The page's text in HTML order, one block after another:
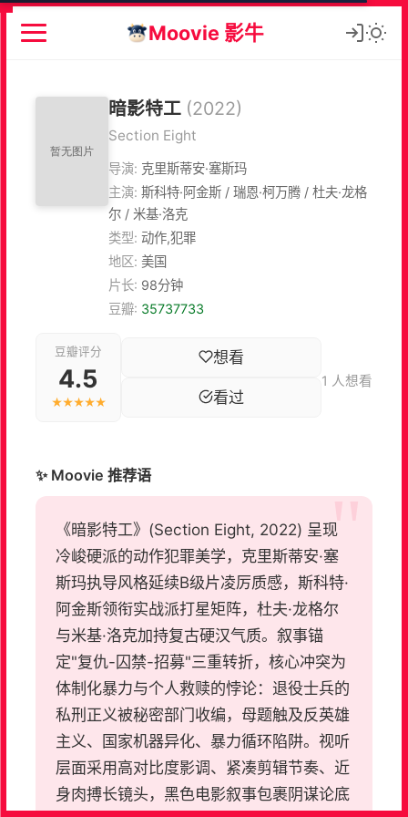
Moovie 影牛
暗影特工 (2022)
Section Eight
导演: 克里斯蒂安·塞斯玛
主演: 斯科特·阿金斯 / 瑞恩·柯万腾 / 杜夫·龙格
尔 / 米基·洛克
类型: 动作,犯罪
地区: 美国
片长: 98分钟
豆瓣: 35737733
豆瓣评分
4.5
★★★★★
想看
看过
1 人想看
✨ Moovie 推荐语
《暗影特工》(Section Eight, 2022) 呈现
冷峻硬派的动作犯罪美学，克里斯蒂安·塞
斯玛执导风格延续B级片凌厉质感，斯科特·
阿金斯领衔实战派打星矩阵，杜夫·龙格尔
与米基·洛克加持复古硬汉气质。叙事锚
定"复仇-囚禁-招募"三重转折，核心冲突为
体制化暴力与个人救赎的悖论：退役士兵的
私刑正义被秘密部门收编，母题触及反英雄
主义、国家机器异化、暴力循环陷阱。视听
层面采用高对比度影调、紧凑剪辑节奏、近
身肉搏长镜头，黑色电影叙事包裹阴谋论底